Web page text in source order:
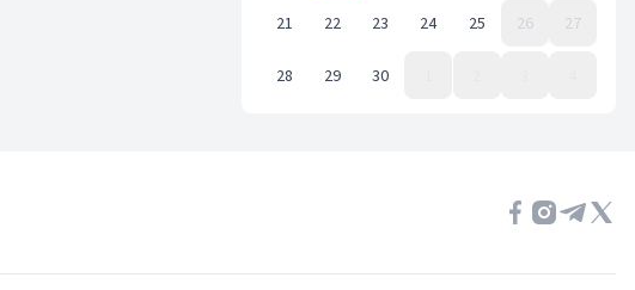
21 22 23 24 25 26 27
28 29 30